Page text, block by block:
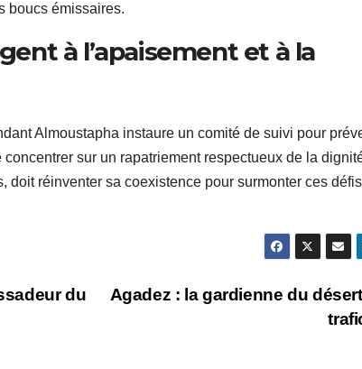
boucs émissaires.
à l’apaisement et à la
Almoustapha instaure un comité de suivi pour
sur un rapatriement respectueux de la
doit réinventer sa coexistence pour surmonter ces
Agadez : la gardienne du
du